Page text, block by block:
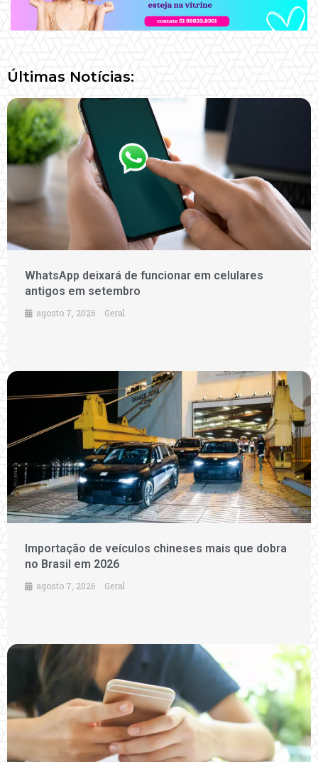
Últimas Notícias:
WhatsApp deixará de funcionar em celulares
antigos em setembro
agosto 7, 2026 Geral
Importação de veículos chineses mais que dobra
no Brasil em 2026
agosto 7, 2026 Geral